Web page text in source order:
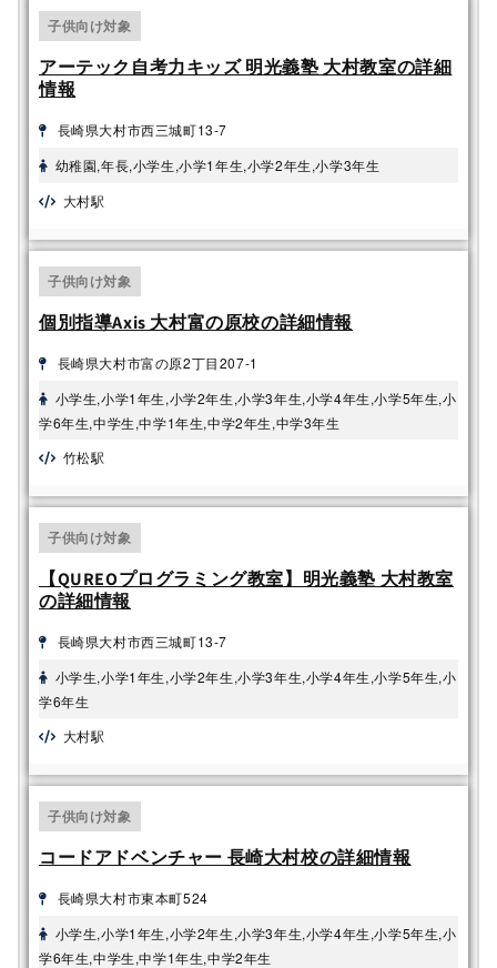
子供向け対象
アーテック自考力キッズ 明光義塾 大村教室の詳細
情報
長崎県大村市西三城町13-7
幼稚園,年長,小学生,小学1年生,小学2年生,小学3年生
大村駅
子供向け対象
個別指導Axis 大村富の原校の詳細情報
長崎県大村市富の原2丁目207-1
小学生,小学1年生,小学2年生,小学3年生,小学4年生,小学5年生,小
学6年生,中学生,中学1年生,中学2年生,中学3年生
竹松駅
子供向け対象
【QUREOプログラミング教室】明光義塾 大村教室
の詳細情報
長崎県大村市西三城町13-7
小学生,小学1年生,小学2年生,小学3年生,小学4年生,小学5年生,小
学6年生
大村駅
子供向け対象
コードアドベンチャー 長崎大村校の詳細情報
長崎県大村市東本町524
小学生,小学1年生,小学2年生,小学3年生,小学4年生,小学5年生,小
学6年生,中学生,中学1年生,中学2年生